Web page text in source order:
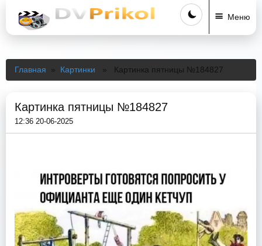
Меню
Главная » Картинки » Картинка пятницы №184827
Картинка пятницы №184827
12:36 20-06-2025